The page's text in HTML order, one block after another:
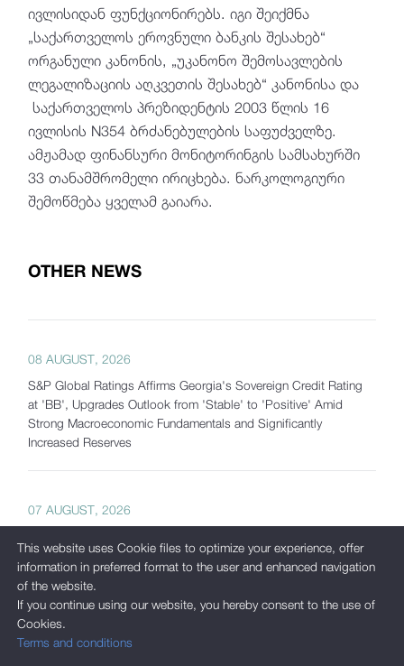
ივლისიდან ფუნქციონირებს. იგი შეიქმნა
„საქართველოს ეროვნული ბანკის შესახებ“
ორგანული კანონის, „უკანონო შემოსავლების
ლეგალიზაციის აღკვეთის შესახებ“ კანონისა და
საქართველოს პრეზიდენტის 2003 წლის 16
ივლისის N354 ბრძანებულების საფუძველზე.
ამჟამად ფინანსური მონიტორინგის სამსახურში
33 თანამშრომელი ირიცხება. ნარკოლოგიური
შემოწმება ყველამ გაიარა.
OTHER NEWS
08 AUGUST, 2026
S&P Global Ratings Affirms Georgia's Sovereign Credit Rating
at 'BB', Upgrades Outlook from 'Stable' to 'Positive' Amid
Strong Macroeconomic Fundamentals and Significantly
Increased Reserves
07 AUGUST, 2026
as of July 2026
05 AUGUST, 2026
International Corporate Bond Statistics Added to the National
This website uses Cookie files to optimize your experience, offer
information in preferred format to the user and enhanced navigation
of the website.
If you continue using our website, you hereby consent to the use of
Cookies.
Terms and conditions